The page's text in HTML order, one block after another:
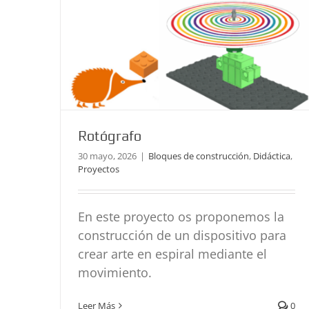
Rotógrafo
30 mayo, 2026 | Bloques de construcción, Didáctica,
Proyectos
En este proyecto os proponemos la
construcción de un dispositivo para
crear arte en espiral mediante el
movimiento.
Leer Más 0